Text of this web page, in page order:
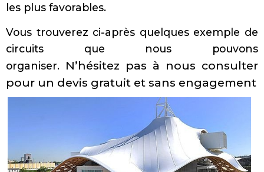
les plus favorables.
Vous trouverez ci-après quelques exemple de
circuits que nous pouvons
organiser. N’hésitez pas à nous consulter
pour un devis gratuit et sans engagement